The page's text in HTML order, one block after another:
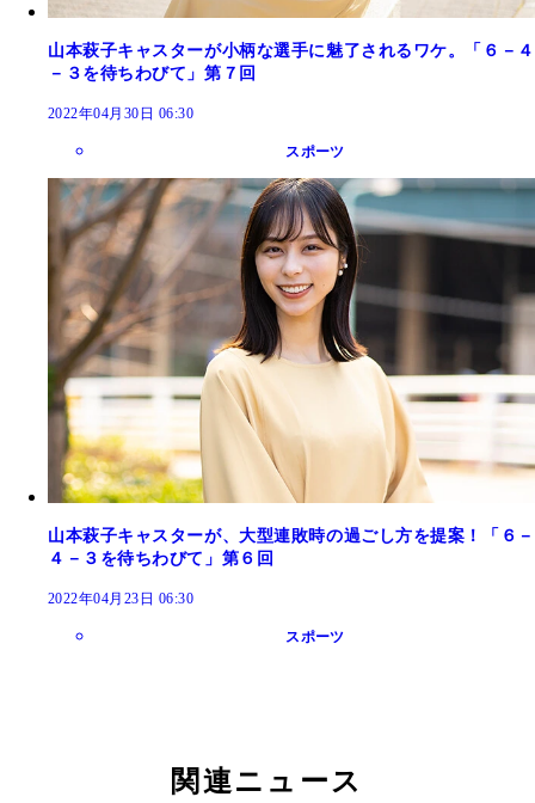
山本萩子キャスターが小柄な選手に魅了されるワケ。「６－４
－３を待ちわびて」第７回
2022年04月30日 06:30
スポーツ
山本萩子キャスターが、大型連敗時の過ごし方を提案！「６－
４－３を待ちわびて」第６回
2022年04月23日 06:30
スポーツ
関連ニュース